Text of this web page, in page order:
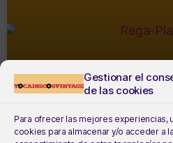
Gestionar el
de las cookies
Para ofrecer las mejores experiencias,
cookies para almacenar y/o acceder a